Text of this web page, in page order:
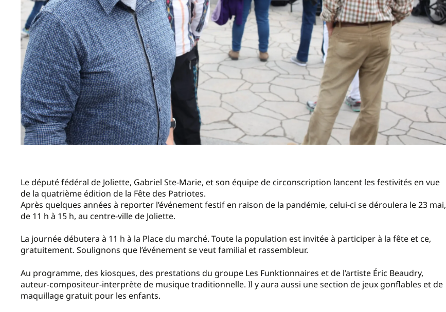
Le député fédéral de Joliette, Gabriel Ste-Marie, et son équipe de circonscription lancent les festivités en vue
de la quatrième édition de la Fête des Patriotes.
Après quelques années à reporter l’événement festif en raison de la pandémie, celui-ci se déroulera le 23 mai,
de 11 h à 15 h, au centre-ville de Joliette.
La journée débutera à 11 h à la Place du marché. Toute la population est invitée à participer à la fête et ce,
gratuitement. Soulignons que l’événement se veut familial et rassembleur.
Au programme, des kiosques, des prestations du groupe Les Funktionnaires et de l’artiste Éric Beaudry,
auteur-compositeur-interprète de musique traditionnelle. Il y aura aussi une section de jeux gonflables et de
maquillage gratuit pour les enfants.